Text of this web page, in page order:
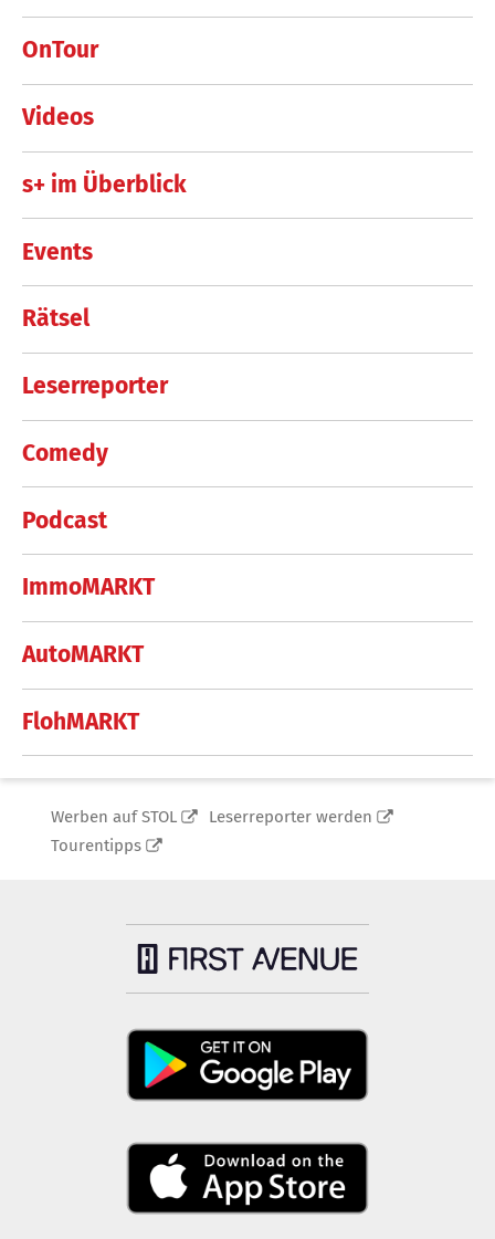
OnTour
Videos
s+ im Überblick
Events
Rätsel
Leserreporter
Comedy
Podcast
ImmoMARKT
AutoMARKT
FlohMARKT
Werben auf STOL
Leserreporter werden
Tourentipps